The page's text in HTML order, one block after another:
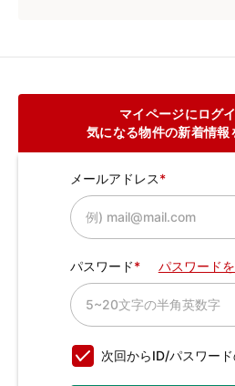
マイページにログ
気になる物件の新着情報
メールアドレス
パスワード パスワード
次回からID/パスワー